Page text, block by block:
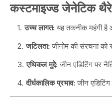
कस्टमाइज्ड जेनेटिक
उच्च लागत: यह तकनीक महंगी है
जटिलता: जीनोम की संरचना
एथिकल मुद्दे: जीन एडिटिंग पर
दीर्घकालिक प्रभाव: जीन एडिटिंग